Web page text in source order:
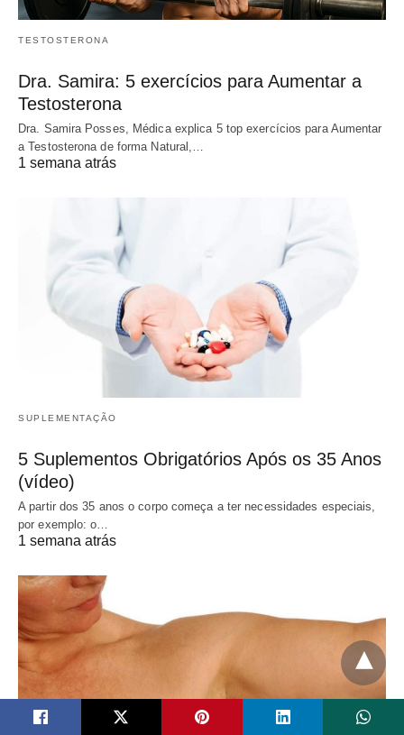
TESTOSTERONA
Dra. Samira: 5 exercícios para Aumentar a
Testosterona
Dra. Samira Posses, Médica explica 5 top exercícios para Aumentar
a Testosterona de forma Natural,…
1 semana atrás
SUPLEMENTAÇÃO
5 Suplementos Obrigatórios Após os 35 Anos
(vídeo)
A partir dos 35 anos o corpo começa a ter necessidades especiais,
por exemplo: o…
1 semana atrás